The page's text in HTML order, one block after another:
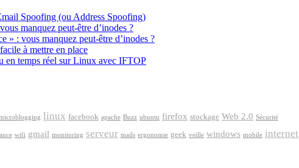
Spoofing (ou Address Spoofing)
manquez peut-être d’inodes ?
» : vous manquez peut-être d’inodes ?
à mettre en place
en temps réel sur Linux avec IFTOP
linux facebook apache Buzz ubuntu firefox stockage Web 2.0 Sécurité
wifi gmail monitoring serveur mails ergonomie geek veille windows mobile internet